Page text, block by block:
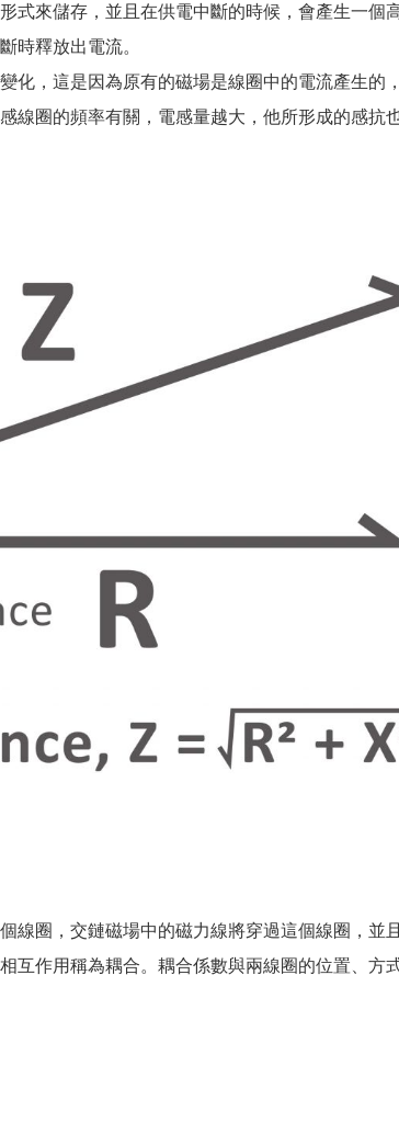
式來儲存，並且在供電中斷的時候，會產生一個
時釋放出電流。
化，這是因為原有的磁場是線圈中的電流產生
線圈的頻率有關，電感量越大，他所形成的感抗
線圈，交鏈磁場中的磁力線將穿過這個線圈，
互作用稱為耦合。耦合係數與兩線圈的位置、